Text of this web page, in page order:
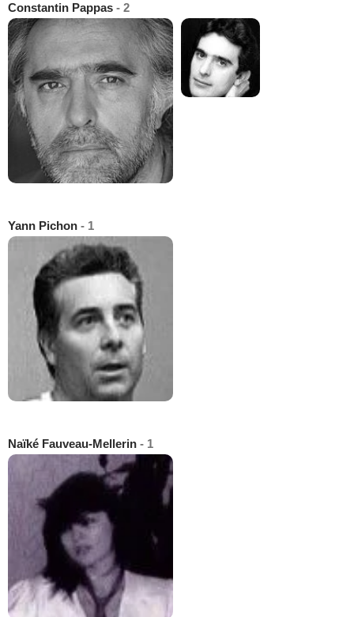
Constantin Pappas - 2
Yann Pichon - 1
Naïké Fauveau-Mellerin - 1